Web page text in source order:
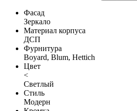
Фасад
Зеркало
Материал корпуса
ДСП
Фурнитура
Boyard, Blum, Hettich
Цвет
<
Светлый
Стиль
Модерн